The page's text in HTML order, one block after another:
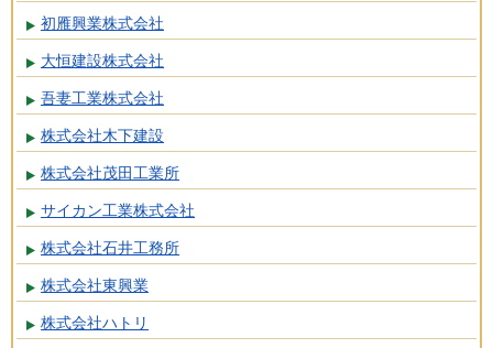
初雁興業株式会社
大恒建設株式会社
吾妻工業株式会社
株式会社木下建設
株式会社茂田工業所
サイカン工業株式会社
株式会社石井工務所
株式会社東興業
株式会社ハトリ